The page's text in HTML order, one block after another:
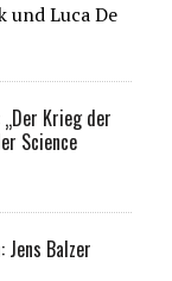
und Luca De
Krieg der
Science
Jens Balzer